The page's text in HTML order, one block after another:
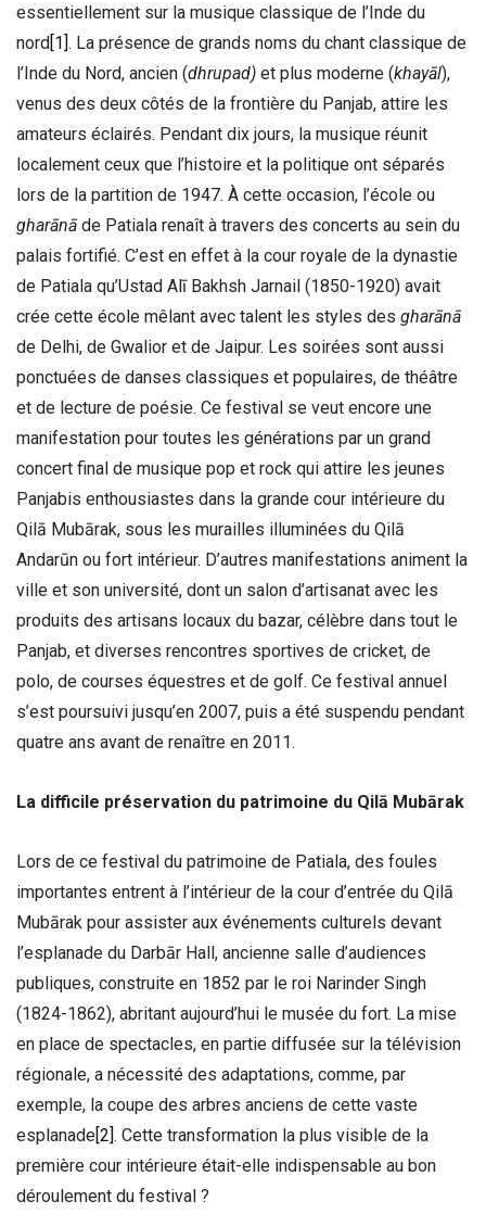
essentiellement sur la musique classique de l’Inde du
nord[1]. La présence de grands noms du chant classique de
l’Inde du Nord, ancien (dhrupad) et plus moderne (khayāl),
venus des deux côtés de la frontière du Panjab, attire les
amateurs éclairés. Pendant dix jours, la musique réunit
localement ceux que l’histoire et la politique ont séparés
lors de la partition de 1947. À cette occasion, l’école ou
gharānā de Patiala renaît à travers des concerts au sein du
palais fortifié. C’est en effet à la cour royale de la dynastie
de Patiala qu’Ustad Alī Bakhsh Jarnail (1850-1920) avait
crée cette école mêlant avec talent les styles des gharānā
de Delhi, de Gwalior et de Jaipur. Les soirées sont aussi
ponctuées de danses classiques et populaires, de théâtre
et de lecture de poésie. Ce festival se veut encore une
manifestation pour toutes les générations par un grand
concert final de musique pop et rock qui attire les jeunes
Panjabis enthousiastes dans la grande cour intérieure du
Qilā Mubārak, sous les murailles illuminées du Qilā
Andarūn ou fort intérieur. D’autres manifestations animent la
ville et son université, dont un salon d’artisanat avec les
produits des artisans locaux du bazar, célèbre dans tout le
Panjab, et diverses rencontres sportives de cricket, de
polo, de courses équestres et de golf. Ce festival annuel
s’est poursuivi jusqu’en 2007, puis a été suspendu pendant
quatre ans avant de renaître en 2011.
La difficile préservation du patrimoine du Qilā Mubārak
Lors de ce festival du patrimoine de Patiala, des foules
importantes entrent à l’intérieur de la cour d’entrée du Qilā
Mubārak pour assister aux événements culturels devant
l’esplanade du Darbār Hall, ancienne salle d’audiences
publiques, construite en 1852 par le roi Narinder Singh
(1824-1862), abritant aujourd’hui le musée du fort. La mise
en place de spectacles, en partie diffusée sur la télévision
régionale, a nécessité des adaptations, comme, par
exemple, la coupe des arbres anciens de cette vaste
esplanade[2]. Cette transformation la plus visible de la
première cour intérieure était-elle indispensable au bon
déroulement du festival ?